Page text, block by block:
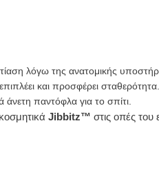
λόγω της ανατομικής
και προσφέρει σταθερότητα.
άνετη παντόφλα για το σπίτι.
Jibbitz™ στις οπές